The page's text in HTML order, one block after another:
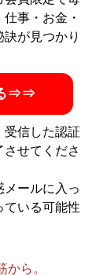
事・お金・
が見つかり
⇒⇒
信した認証
させてくださ
ールに入っ
ている可能性
ら。